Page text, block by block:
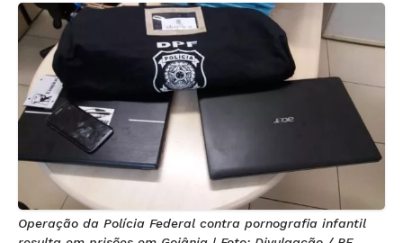
Operação da Polícia Federal contra pornografia infantil